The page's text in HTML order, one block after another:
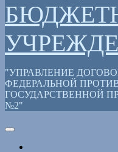
"УПРАВЛЕНИЕ
ФЕДЕРАЛЬНОЙ
ГОСУДАРСТВЕННОЙ
№2"